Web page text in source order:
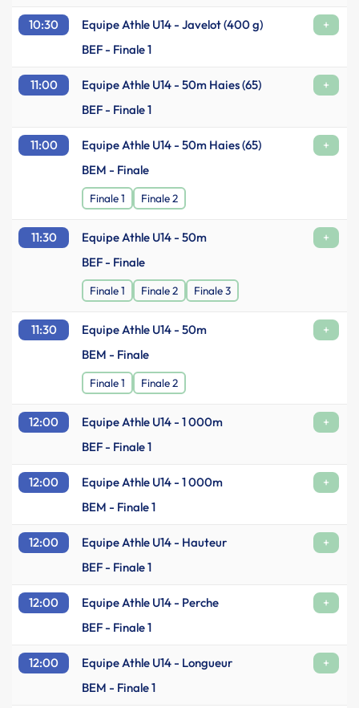
10:30 Equipe Athle U14 - Javelot (400 g)
+
BEF - Finale 1
11:00 Equipe Athle U14 - 50m Haies (65)
+
BEF - Finale 1
11:00 Equipe Athle U14 - 50m Haies (65)
+
BEM - Finale
Finale 1 Finale 2
11:30 Equipe Athle U14 - 50m
+
BEF - Finale
Finale 1 Finale 2 Finale 3
11:30 Equipe Athle U14 - 50m
+
BEM - Finale
Finale 1 Finale 2
12:00 Equipe Athle U14 - 1 000m
+
BEF - Finale 1
12:00 Equipe Athle U14 - 1 000m
+
BEM - Finale 1
12:00 Equipe Athle U14 - Hauteur
+
BEF - Finale 1
12:00 Equipe Athle U14 - Perche
+
BEF - Finale 1
12:00 Equipe Athle U14 - Longueur
+
BEM - Finale 1